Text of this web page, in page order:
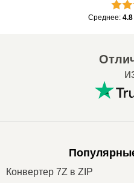
Среднее: 4.8
Конвертер 7Z в ZIP